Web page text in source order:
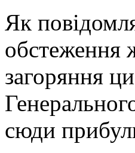
Як
обстеження
загоряння
сюди